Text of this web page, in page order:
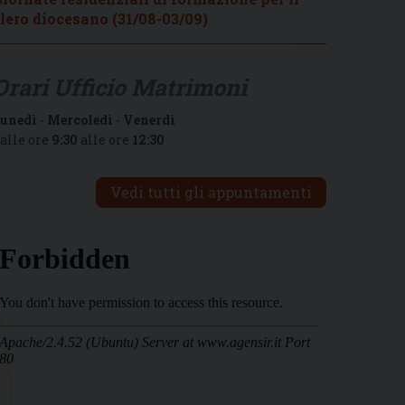
diocesano (31/08-03/09)
- Mercoledì - Venerdì
ore 9:30 alle ore 12:30
Vedi tutti gli appuntamenti